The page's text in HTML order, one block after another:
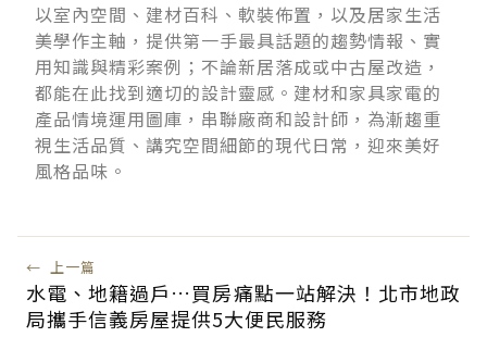
以室內空間、建材百科、軟裝佈置，以及居家生活
美學作主軸，提供第一手最具話題的趨勢情報、實
用知識與精彩案例；不論新居落成或中古屋改造，
都能在此找到適切的設計靈感。建材和家具家電的
產品情境運用圖庫，串聯廠商和設計師，為漸趨重
視生活品質、講究空間細節的現代日常，迎來美好
風格品味。
← 上一篇
水電、地籍過戶…買房痛點一站解決！北市地政
局攜手信義房屋提供5大便民服務